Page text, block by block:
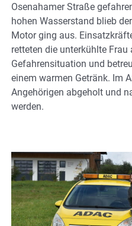
Osenahamer Straße
hohen Wasserstand blieb
Motor ging aus.
retteten die unterkühlte Frau
Gefahrensituation und
einem warmen Getränk. Im
Angehörigen abgeholt und
werden.